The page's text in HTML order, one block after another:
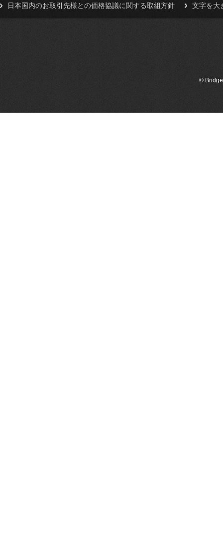
日本国内のお取引先様との価格協議に関する取組方針
文字を大
©